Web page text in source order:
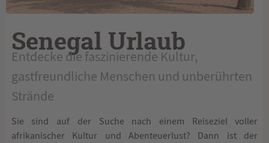
Senegal Urlaub
Entdecke die faszinierende Kultur,
gastfreundliche Menschen und unberührten
Strände
Sie sind auf der Suche nach einem Reiseziel voller
afrikanischer Kultur und Abenteuerlust? Dann ist der